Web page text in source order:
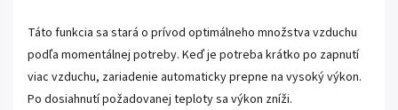
Táto funkcia sa stará o prívod optimálneho množstva vzduchu
podľa momentálnej potreby. Keď je potreba krátko po zapnutí
viac vzduchu, zariadenie automaticky prepne na vysoký výkon.
Po dosiahnutí požadovanej teploty sa výkon zníži.